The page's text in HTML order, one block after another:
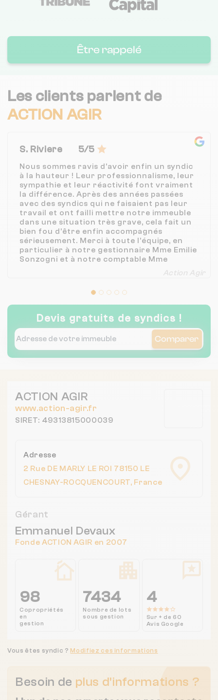
Être rappelé
Les clients parlent de
ACTION AGIR
S. Riviere 5/5
Nous sommes ravis d’avoir enfin un syndic
à la hauteur ! Leur professionnalisme, leur
sympathie et leur réactivité font vraiment
la différence. Après des années passées
avec des syndics qui ne faisaient pas leur
travail et ont failli mettre notre immeuble
dans une situation très grave, cela fait un
bien fou d’être enfin accompagnés
sérieusement. Merci à toute l’équipe, en
particulier à notre gestionnaire Mme Emilie
Sonzogni et à notre comptable Mme
Action Agir
Devis gratuits de syndics !
Comparer
ACTION AGIR
www.action-agir.fr
SIRET: 49313815000039
Adresse
2 Rue DE MARLY LE ROI 78150 LE
CHESNAY-ROCQUENCOURT, France
Gérant
Emmanuel Devaux
Fonde ACTION AGIR en 2007
98
Copropriétés
en
gestion
7434
Nombre de lots
sous gestion
4
Sur + de 60
Avis Google
Besoin de plus d'informations ?
Vous êtes syndic ? Modifiez ces informations